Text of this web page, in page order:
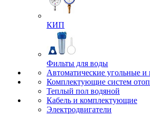
КИП
Фильты для воды
Автоматические угольные и
Комплектующие систем
Теплый пол водяной
Кабель и комплектующие
Электродвигатели